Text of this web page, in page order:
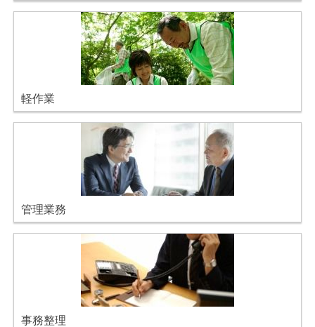
軽作業
管理業務
事務整理